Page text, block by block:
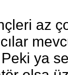
az
ya